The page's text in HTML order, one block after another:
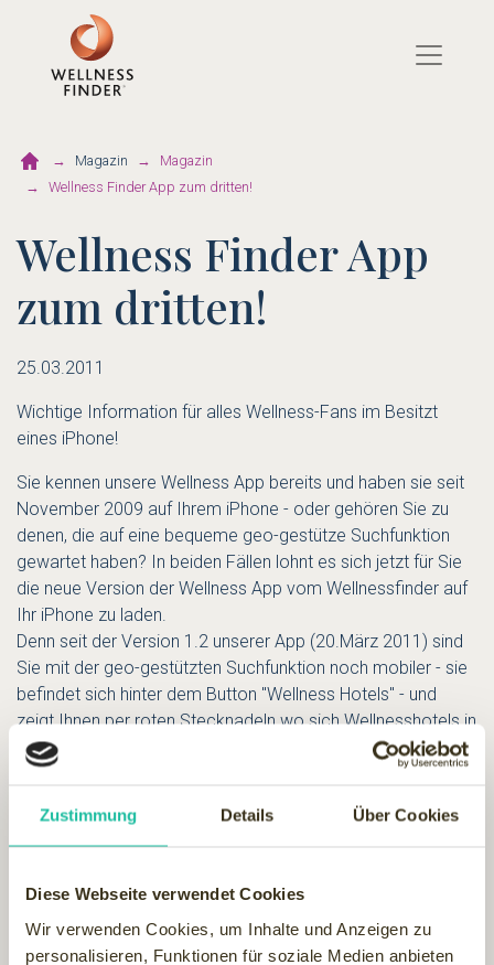
Zustimmung Details Über Cookies
Diese Webseite verwendet Cookies
Wir verwenden Cookies, um Inhalte und Anzeigen zu
personalisieren, Funktionen für soziale Medien anbieten
Magazin
Magazin
Wellness Finder App zum dritten!
Wellness Finder App
zum dritten!
25.03.2011
Wichtige Information für alles Wellness-Fans im Besitzt
eines iPhone!
Sie kennen unsere Wellness App bereits und haben sie seit
November 2009 auf Ihrem iPhone - oder gehören Sie zu
denen, die auf eine bequeme geo-gestütze Suchfunktion
gewartet haben? In beiden Fällen lohnt es sich jetzt für Sie
die neue Version der Wellness App vom Wellnessfinder auf
Ihr iPhone zu laden.
Denn seit der Version 1.2 unserer App (20.März 2011) sind
Sie mit der geo-gestützten Suchfunktion noch mobiler - sie
befindet sich hinter dem Button "Wellness Hotels" - und
zeigt Ihnen per roten Stecknadeln wo sich Wellnesshotels in
Ihrer Nähe (Standort) befinden. Nadelkopf antippen und
Hotename erscheint.
Sie wollen wissen in welcher Umgebung sich Ihr Wunsch
Wellnesshotel befindet? Auch kein Problem egal ob
entdecken Sie die Umgebungskartes des ausgewählten
Hotels und können sich schon mal vorab mobil ein echtes
Bild von der Gegend machen.